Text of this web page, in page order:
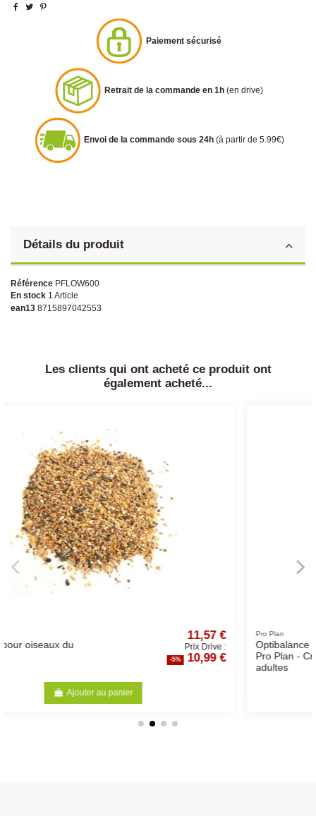
Paiement sécurisé
Retrait de la commande en 1h (en drive)
Envoi de la commande sous 24h (à partir de 5.99€)
Détails du produit
Référence PFLOW600
En stock 1 Article
ean13 8715897042553
Les clients qui ont acheté ce produit ont
également acheté...
Prix Drive :
Optibalance Medium Adult -
Pro Plan - Croquettes chiens
-5%